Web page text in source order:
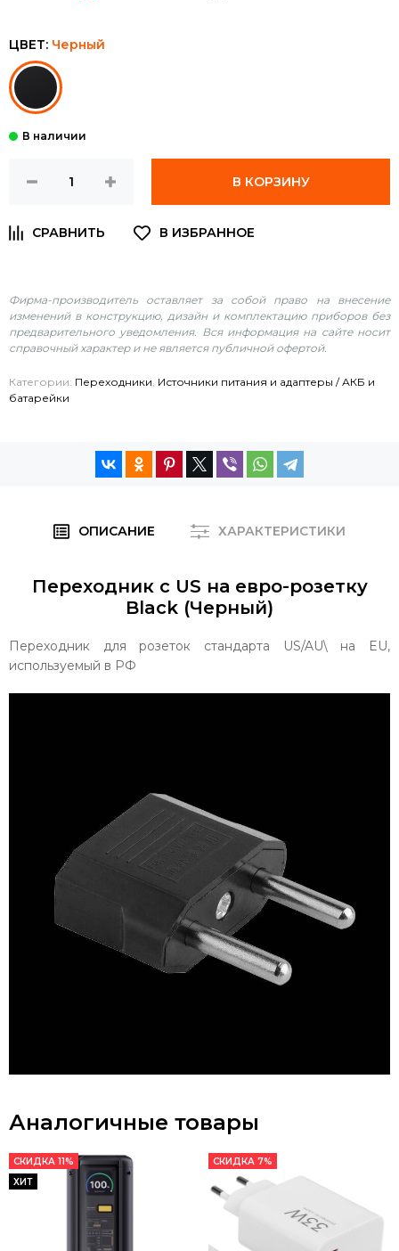
ЦВЕТ: Черный
В КОРЗИНУ
Фирма-производитель оставляет за собой право на внесение
изменений в конструкцию, дизайн и комплектацию приборов без
предварительного уведомления. Вся информация на сайте носит
справочный характер и не является публичной офертой.
Категории: Переходники, Источники питания и адаптеры / АКБ и
батарейки
ОПИСАНИЕ ХАРАКТЕРИСТИКИ
Переходник c US на евро-розетку
Black (Черный)
Переходник для розеток стандарта US/AU\ на EU,
используемый в РФ
Аналогичные товары
СКИДКА 11%
ХИТ
СКИДКА 7%